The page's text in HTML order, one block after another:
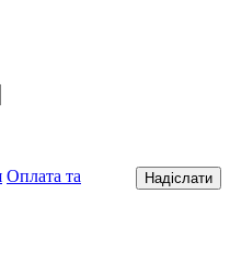
Надіслати
Оплата та